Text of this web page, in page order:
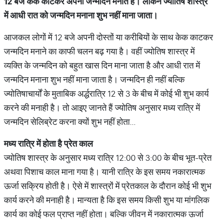
मेंआधीरातकोजन्मदिनमनानाशुभनहींमानाजाता।
आजकल लोगों में 12 बजे अपनी दोस्तों या करीबियों के साथ केक काटकर
जन्मदिन मनाने का काफी चलन बढ़ गया है। वहीं ज्योतिष शास्त्र में
व्यक्ति के जन्मदिन को बहुत खास दिन माना जाता है और आधी रात में
जन्मदिन मनाना शुभ नहीं माना जाता है। जन्मदिन ही नहीं बल्कि
ज्योतिषाचार्यों के मुताबिक अर्द्धरात्रि 12 से 3 के बीच में कोई भी शुभ कार्य
करने की मनाही है। तो आइए जानते हैं ज्योतिष अनुसार मध्य रात्रि में
जन्मदिन सेलिब्रेट करना क्यों शुभ नहीं होता...
मध्यरात्रिमेंहोताहैप्रेतकाल
ज्योतिष शास्त्र के अनुसार मध्य रात्रि 12:00 से 3:00 के बीच भूत-प्रेत
अथवा पिशाच काल माना गया है। यानी रात्रि के इस समय नकारात्मक
ऊर्जा सक्रिय होती है। ऐसे में शास्त्रों में प्रेतकाल के दौरान कोई भी शुभ
कार्य करने की मनाही है। मान्यता है कि इस समय किसी शुभ या मांगलिक
कार्य का कोई फल प्राप्त नहीं होता। बल्कि जीवन में नकारात्मक ऊर्जा